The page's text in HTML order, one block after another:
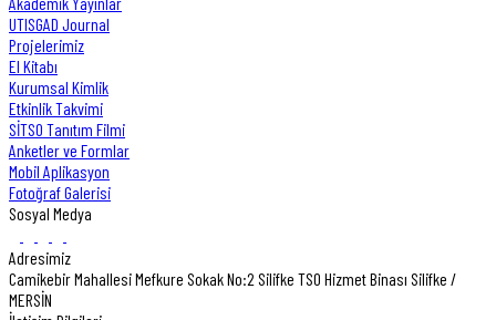
UTISGAD Journal
Projelerimiz
El Kitabı
Kurumsal Kimlik
Etkinlik Takvimi
SİTSO Tanıtım Filmi
Anketler ve Formlar
Mobil Aplikasyon
Fotoğraf Galerisi
Sosyal Medya
Adresimiz
Camikebir Mahallesi Mefkure Sokak No:2 Silifke TSO Hizmet Binası Silifke /
MERSİN